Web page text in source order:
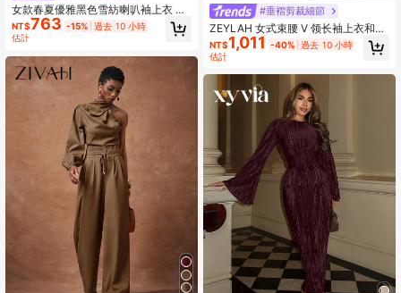
女款春夏優雅黑色雪紡喇叭袖上衣 +
超長拖地裙 2件套，約會/婚禮賓客穿
搭
NT$763 -15% 過去 10 小時
估計
#垂褶剪裁細節
ZEYLAH 女式束腰 V 领长袖上衣和裙
子两件套，秋冬
NT$1,011 -40% 過去 10 小時
估計